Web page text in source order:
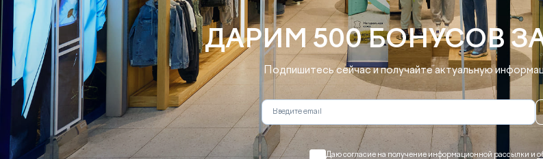
ДАРИМ 500 БОНУСОВ
Подпишитесь сейчас и получайте актуальную
Даю согласие на получение информационной рассылки и